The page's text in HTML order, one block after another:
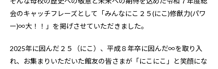
会のキャッチフレーズとして「みんなにこ２５(にこ)修猷力(パワ
ー)∞大！！」を掲げさせていただきました。
2025年に因んだ２５（にこ）、平成８年卒に因んだ∞を取り入
れ、お集まりいただいた館友の皆さまが「にこにこ」と笑顔にな